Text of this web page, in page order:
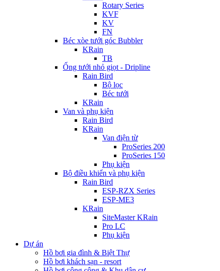
Rotary Series
KVF
KV
FN
Béc xòe tưới góc Bubbler
KRain
TB
Ống tưới nhỏ giọt - Dripline
Rain Bird
Bộ lọc
Béc tưới
KRain
Van và phụ kiện
Rain Bird
KRain
Van điện từ
ProSeries 200
ProSeries 150
Phụ kiện
Bộ điều khiển và phụ kiện
Rain Bird
ESP-RZX Series
ESP-ME3
KRain
SiteMaster KRain
Pro LC
Phụ kiện
Dự án
Hồ bơi gia đình & Biệt Thự
Hồ bơi khách sạn - resort